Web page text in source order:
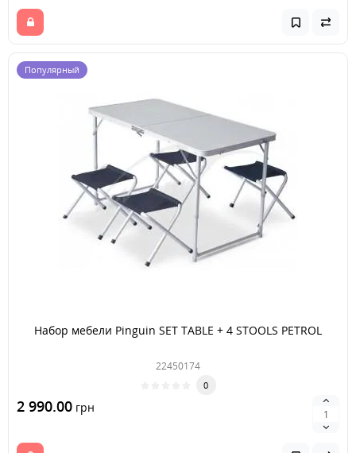
Популярный
Набор мебели Pinguin SET TABLE + 4 STOOLS PETROL
22450174
0
2 990.00 грн